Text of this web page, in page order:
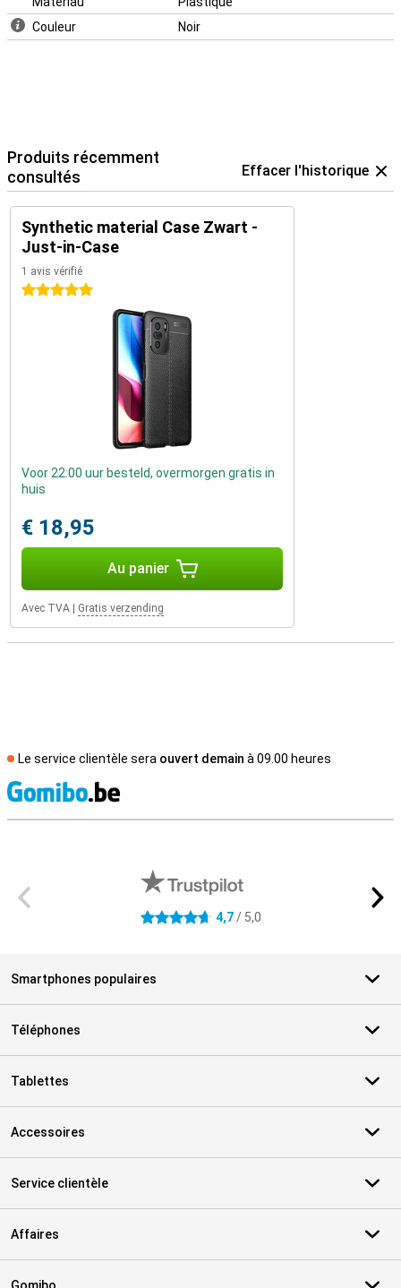
Couleur
Noir
Produits récemment
consultés
Effacer l'historique
Synthetic material Case Zwart -
Just-in-Case
1 avis vérifié
5 étoiles
Voor 22:00 uur besteld, overmorgen gratis in
huis
€ 18,95
Au panier
Avec TVA Gratis verzending
Le service clientèle sera ouvert demain à 09.00 heures
4.7 étoiles 4,7/ 5,0
Smartphones populaires
Téléphones
Tablettes
Accessoires
Service clientèle
Affaires